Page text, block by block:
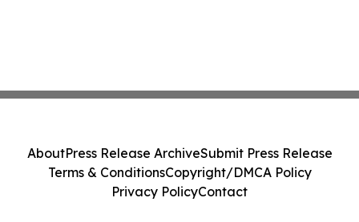
AboutPress Release ArchiveSubmit Press Release
Terms & ConditionsCopyright/DMCA Policy
Privacy PolicyContact